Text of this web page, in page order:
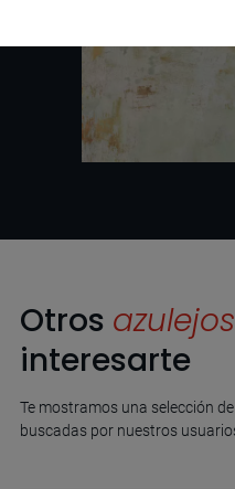
Otros azulejos
interesarte
Te mostramos una selección
buscadas por nuestros